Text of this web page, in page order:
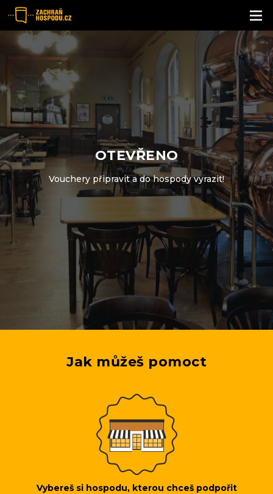
Otázky a odpovědi
Partneři
OTEVŘENO
Vouchery připravit a do hospody vyrazit!
Jak můžeš pomoct
Vybereš si hospodu, kterou chceš podpořit